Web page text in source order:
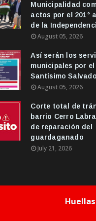
Municipalidad
actos por el 201°
de la
August 05, 2026
Así serán los
municipales por el
Santísimo
August 05, 2026
Corte total de
barrio Cerro
de reparación del
guardaganado
July 21, 2026